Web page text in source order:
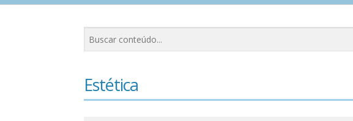
Estética